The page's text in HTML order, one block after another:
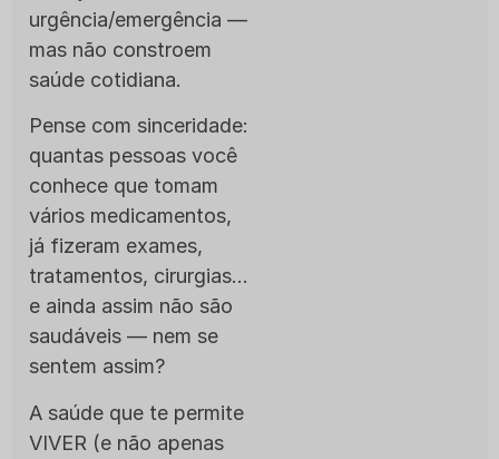
urgência/emergência —
mas não constroem
saúde cotidiana.
Pense com sinceridade:
quantas pessoas você
conhece que tomam
vários medicamentos,
já fizeram exames,
tratamentos, cirurgias…
e ainda assim não são
saudáveis — nem se
sentem assim?
A saúde que te permite
VIVER (e não apenas